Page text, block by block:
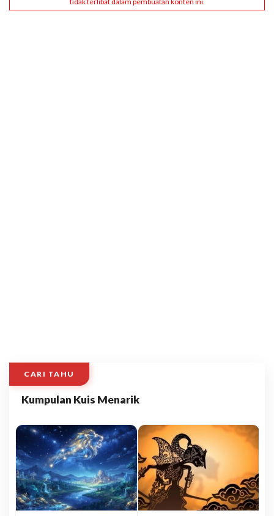
CARI TAHU
Kumpulan Kuis Menarik